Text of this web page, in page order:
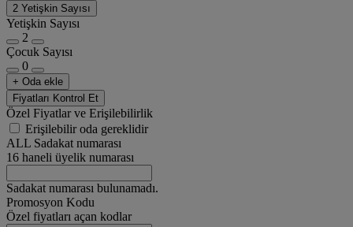
2 Yetişkin Sayısı
Yetişkin Sayısı
2
Çocuk Sayısı
0
+ Oda ekle
Fiyatları Kontrol Et
Özel Fiyatlar ve Erişilebilirlik
Erişilebilir oda gereklidir
ALL Sadakat numarası
16 haneli üyelik numarası
Sadakat numarası bulunamadı.
Promosyon Kodu
Özel fiyatları açan kodlar